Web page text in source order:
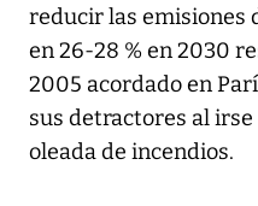
reducir las emisiones
en 26-28 % en 2030
2005 acordado en
sus detractores al
oleada de incendios.